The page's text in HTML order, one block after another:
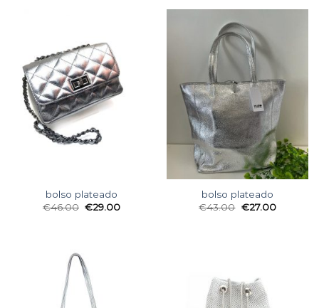
bolso plateado
€46.00 €29.00
bolso plateado
€43.00 €27.00